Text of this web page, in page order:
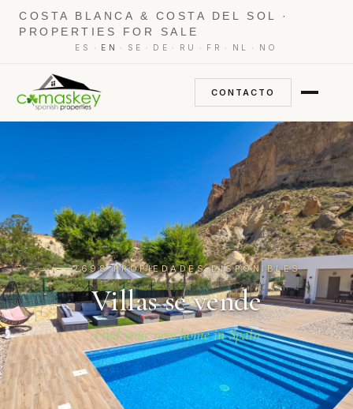
COSTA BLANCA & COSTA DEL SOL ·
PROPERTIES FOR SALE
ES · EN · SE · DE · RU · FR · NL · NO
CONTACTO
2698 PROPIEDADES DISPONIBLES
Villas se vende
Find your new home in Spain